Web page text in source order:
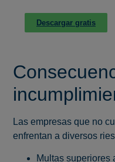
Descargar gratis
Las empresas que no
enfrentan a diversos
Multas superiores